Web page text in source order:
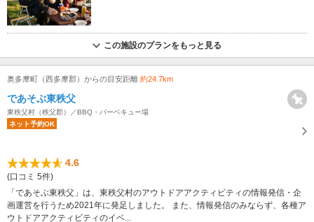
この施設のプランをもっと見る
奥多摩町（西多摩郡）からの目安距離 約24.7km
であそぶ東秩父
東秩父村（秩父郡）／BBQ・バーベキュー場
ネット予約OK
4.6
(口コミ 5件)
「であそぶ東秩父」は、東秩父村のアウトドアアクティビティの情報発信・企
画運営を行うため2021年に発足しました。 また、情報発信のみならず、各種ア
ウトドアアクティビティのイベ...